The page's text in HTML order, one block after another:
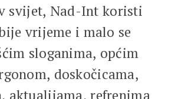
svijet, Nad-Int koristi
vrijeme i malo se
sloganima, općim
doskočicama,
aktualijama, refrenima